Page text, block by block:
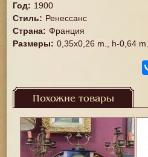
Год: 1900
Стиль: Ренессанс
Страна: Франция
Размеры: 0,35x0,26 m., h-0,64 m.
Похожие товары